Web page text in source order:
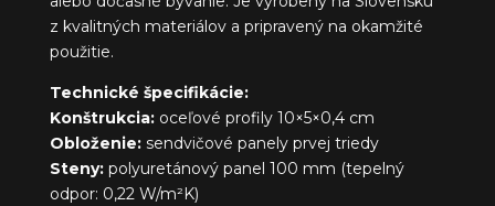
z kvalitných materiálov a pripravený na okamžité
použitie.
Technické špecifikácie:
Konštrukcia:oceľové profily 10×5×0,4 cm
Obloženie:sendvičové panely prvej triedy
Steny:polyuretánový panel 100 mm (tepelný
odpor: 0,22 W/m²K)